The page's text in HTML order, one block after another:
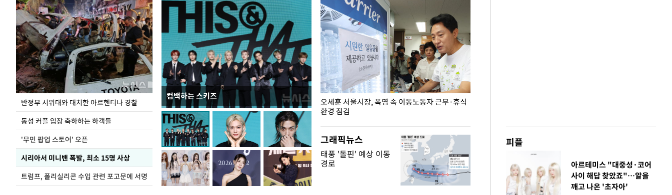
반정부 시위대와 대치한 아르헨티나 경찰
동성 커플 입장 축하하는 하객들
'무민 팝업 스토어' 오픈
시리아서 미니밴 폭발, 최소 15명 사상
트럼프, 폴리실리콘 수입 관련 포고문에 서명
컴백하는 스키즈
이 대통령, 軍 장성 진급자들에게 삼정검 수치 수
여
오세훈 서울시장, 폭염 속 이동노동자 근무·휴식
환경 점검
그래픽뉴스
태풍 '돌핀' 예상 이동
경로
피플
아르테미스 "대중성·코어
사이 해답 찾았죠"…알을
깨고 나온 '초자아'